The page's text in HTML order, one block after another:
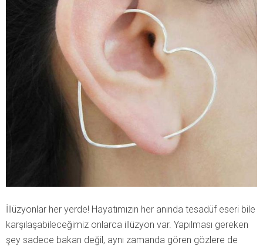
İllüzyonlar her yerde! Hayatımızın her anında tesadüf eseri bile
karşılaşabileceğimiz onlarca illüzyon var. Yapılması gereken
şey sadece bakan değil, aynı zamanda gören gözlere de